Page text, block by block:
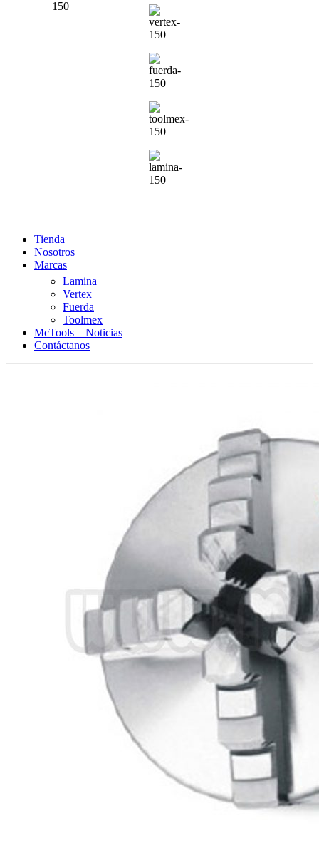
Tienda
Nosotros
Marcas
Lamina
Vertex
Fuerda
Toolmex
McTools – Noticias
Contáctanos